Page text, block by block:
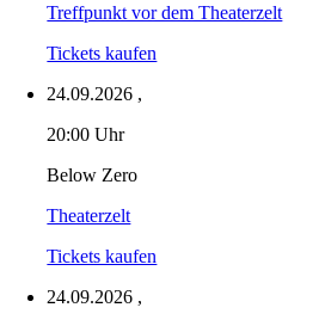
Treffpunkt vor dem Theaterzelt
Tickets kaufen
24.09.2026 ,
20:00 Uhr
Below Zero
Theaterzelt
Tickets kaufen
24.09.2026 ,